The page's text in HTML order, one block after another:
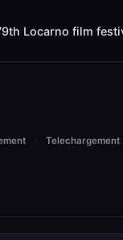
Locarno film
› Telechargement